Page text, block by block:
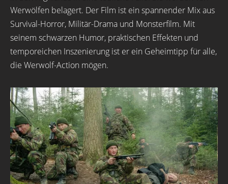
Werwölfen belagert. Der Film ist ein spannender Mix aus
Survival-Horror, Militär-Drama und Monsterfilm. Mit
seinem schwarzen Humor, praktischen Effekten und
temporeichen Inszenierung ist er ein Geheimtipp für alle,
die Werwolf-Action mögen.